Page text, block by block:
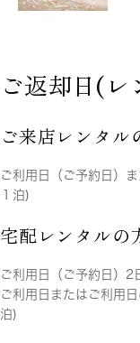
ご返却日(
ご来店レンタル
ご利用日（ご予約日）ま
１泊)
宅配レンタルの
ご利用日（ご予約日）2
ご利用日またはご利用日
泊)